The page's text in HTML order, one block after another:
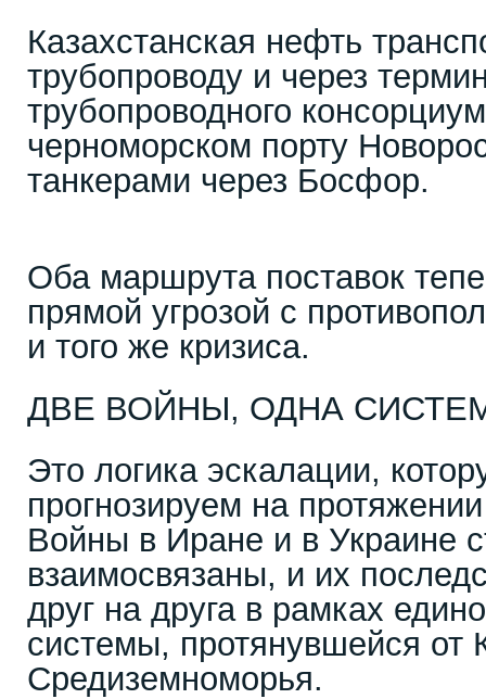
Казахстанская нефть
трубопроводу и через
трубопроводного
черноморском порту
танкерами через Босфор.
Оба маршрута поставок
прямой угрозой с
и того же кризиса.
ДВЕ ВОЙНЫ, ОДНА
Это логика эскалации,
прогнозируем на
Войны в Иране и в Украине
взаимосвязаны, и их
друг на друга в рамках
системы, протянувшейся от
Средиземноморья.